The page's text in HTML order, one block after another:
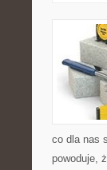
co dla nas
powoduje,